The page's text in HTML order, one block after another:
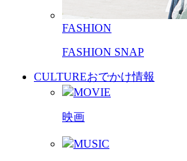
FASHION
FASHION SNAP
CULTUREおでかけ情報
MOVIE
映画
MUSIC